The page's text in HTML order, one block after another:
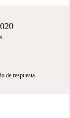
de respuesta